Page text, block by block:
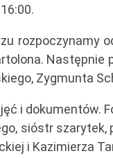
rozpoczynamy
Zygmunta
i
sióstr
i Kazimierza